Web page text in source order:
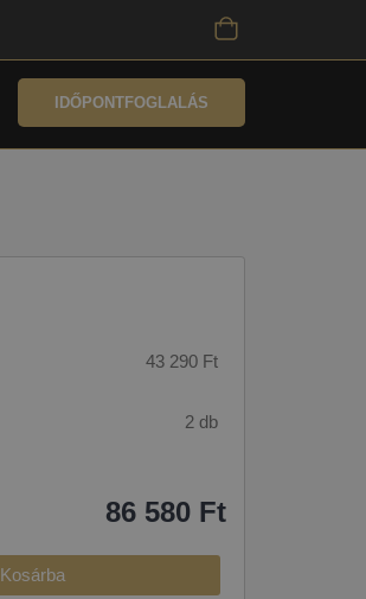
IDŐPONTFOGLALÁS
43 290 Ft
2 db
86 580 Ft
Kosárba